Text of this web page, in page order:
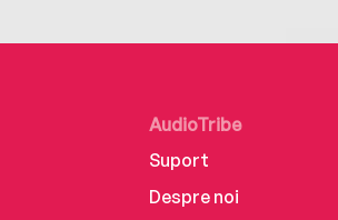
AudioTribe
Suport
Despre noi